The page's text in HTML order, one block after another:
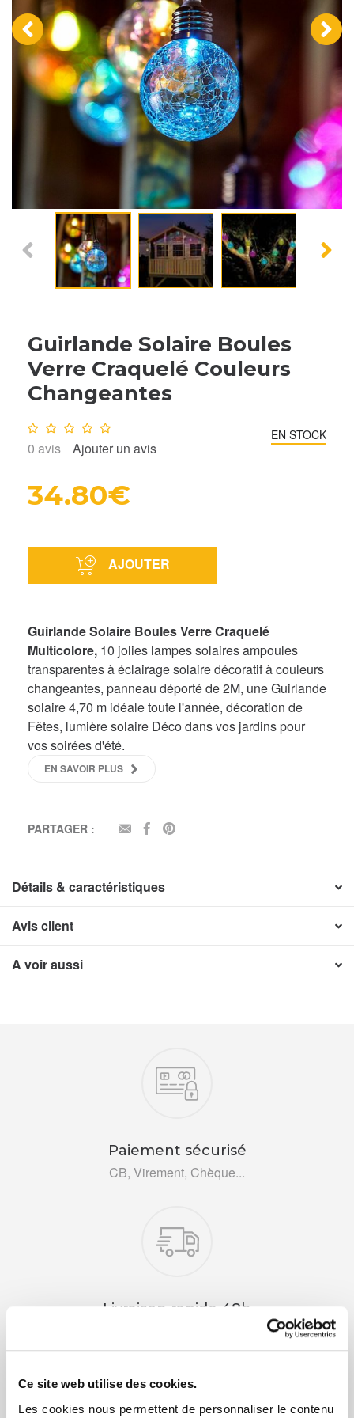
Ce site web utilise des cookies.
Les cookies nous permettent de personnaliser le contenu
‹ ›
Guirlande Solaire Boules
Verre Craquelé Couleurs
Changeantes
Note : 0/10
0 avis Ajouter un avis
EN STOCK
34.80€
AJOUTER
Guirlande Solaire Boules Verre Craquelé
Multicolore, 10 jolies lampes solaires ampoules
transparentes à éclairage solaire décoratif à couleurs
changeantes, panneau déporté de 2M, une Guirlande
solaire 4,70 m idéale toute l'année, décoration de
Fêtes, lumière solaire Déco dans vos jardins pour
vos soirées d'été.
EN SAVOIR PLUS
PARTAGER : EMAILFACEBOOK
Détails & caractéristiques
Avis client
A voir aussi
Paiement sécurisé
CB, Virement, Chèque...
Livraison rapide 48h